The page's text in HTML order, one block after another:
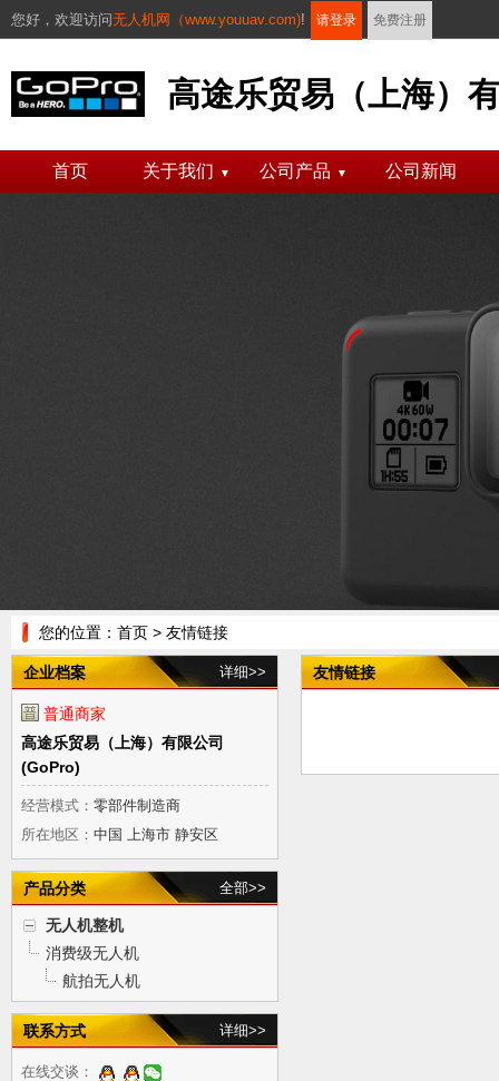
您好， 欢迎访问无人机网（www.youuav.com)! 请登录 免费注册
高途乐贸易（上海）
首页 关于我们 ▼ 公司产品 ▼ 公司新闻
您的位置： 首页 > 友情链接
企业档案 详细>>
普通商家
高途乐贸易（上海）有限公司
(GoPro)
经营模式： 零部件制造商
所在地区： 中国 上海市 静安区
产品分类 全部>>
无人机整机
消费级无人机
航拍无人机
联系方式 详细>>
在线交谈：
友情链接